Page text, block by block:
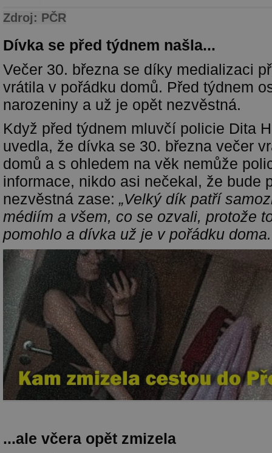
Zdroj: PČR
Dívka se před týdnem našla...
Večer 30. března se díky medializaci
vrátila v pořádku domů. Před týdnem
narozeniny a už je opět nezvěstná.
Když před týdnem mluvčí policie Dita
uvedla, že dívka se 30. března večer
domů a s ohledem na věk nemůže
informace, nikdo asi nečekal, že bude
nezvěstná zase: „Velký dík patří
médiím a všem, co se ozvali, protože
pomohlo a dívka už je v pořádku
...ale včera opět zmizela